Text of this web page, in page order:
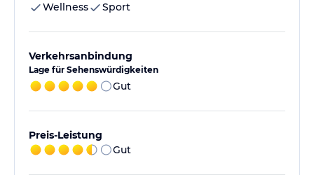
Wellness Sport
Verkehrsanbindung
Lage für Sehenswürdigkeiten
Gut
Preis-Leistung
Gut